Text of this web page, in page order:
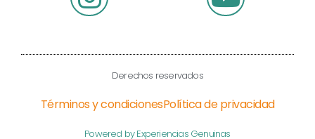
Derechos reservados
Términos y condicionesPolítica de privacidad
Powered by Experiencias Genuinas